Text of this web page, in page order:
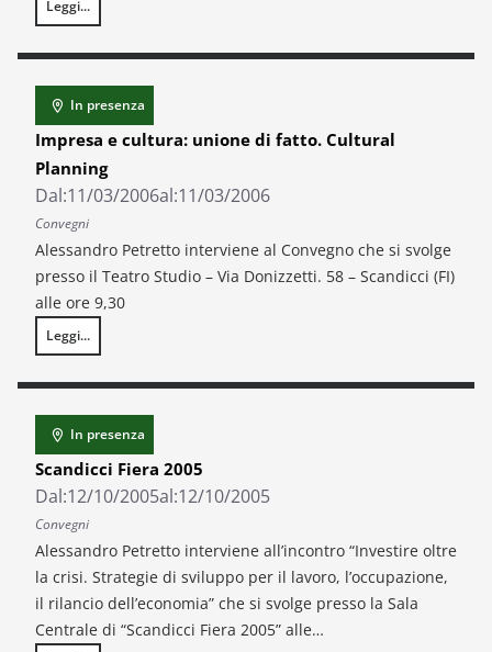
Leggi...
Chianti, distretto d’Europa – Valore locale, cittadinanza europea,
In presenza
Impresa e cultura: unione di fatto. Cultural
Planning
Dal:11/03/2006al:11/03/2006
Convegni
Alessandro Petretto interviene al Convegno che si svolge
presso il Teatro Studio – Via Donizzetti. 58 – Scandicci (FI)
alle ore 9,30
Leggi...
Impresa e cultura: unione di fatto. Cultural Planning
In presenza
Scandicci Fiera 2005
Dal:12/10/2005al:12/10/2005
Convegni
Alessandro Petretto interviene all’incontro “Investire oltre
la crisi. Strategie di sviluppo per il lavoro, l’occupazione,
il rilancio dell’economia” che si svolge presso la Sala
Centrale di “Scandicci Fiera 2005” alle…